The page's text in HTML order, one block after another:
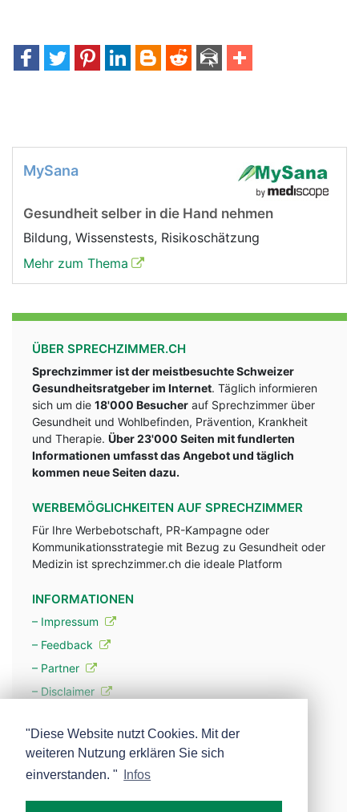
MySana
Gesundheit selber in die Hand nehmen
Bildung, Wissenstests, Risikoschätzung
Mehr zum Thema
ÜBER SPRECHZIMMER.CH
Sprechzimmer ist der meistbesuchte Schweizer
Gesundheitsratgeber im Internet. Täglich informieren
sich um die 18'000 Besucher auf Sprechzimmer über
Gesundheit und Wohlbefinden, Prävention, Krankheit
und Therapie. Über 23'000 Seiten mit fundlerten
Informationen umfasst das Angebot und täglich
kommen neue Seiten dazu.
WERBEMÖGLICHKEITEN AUF SPRECHZIMMER
Für Ihre Werbebotschaft, PR-Kampagne oder
Kommunikationsstrategie mit Bezug zu Gesundheit oder
Medizin ist sprechzimmer.ch die ideale Platform
INFORMATIONEN
– Impressum
– Feedback
– Partner
– Disclaimer
– Werbung
– Mehr über unsere Experten
"Diese Website nutzt Cookies. Mit der
weiteren Nutzung erklären Sie sich
einverstanden. "
Infos